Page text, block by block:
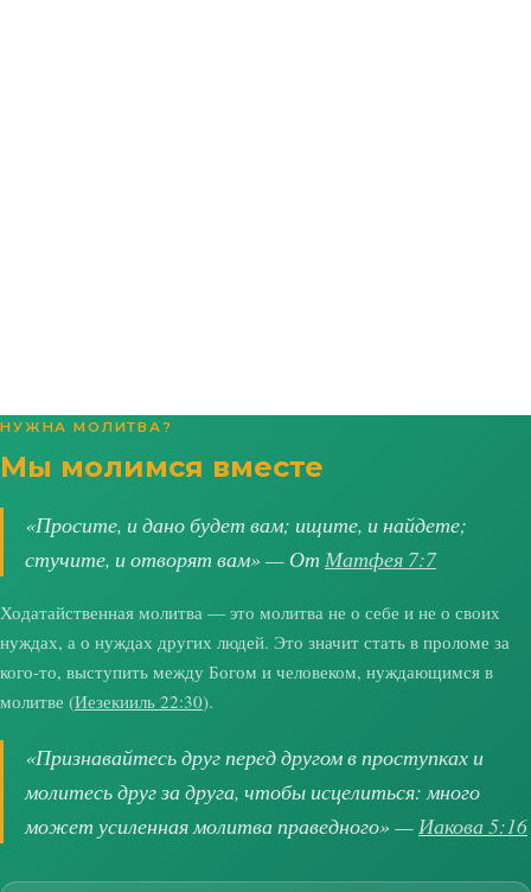
НУЖНА МОЛИТВА?
Мы молимся вместе
«Просите, и дано будет вам; ищите, и найдете;
стучите, и отворят вам» — От Матфея 7:7
Ходатайственная молитва — это молитва не о себе и не о своих
нуждах, а о нуждах других людей. Это значит стать в проломе за
кого-то, выступить между Богом и человеком, нуждающимся в
молитве (Иезекииль 22:30).
«Признавайтесь друг перед другом в проступках и
молитесь друг за друга, чтобы исцелиться: много
может усиленная молитва праведного» —Иакова 5:16